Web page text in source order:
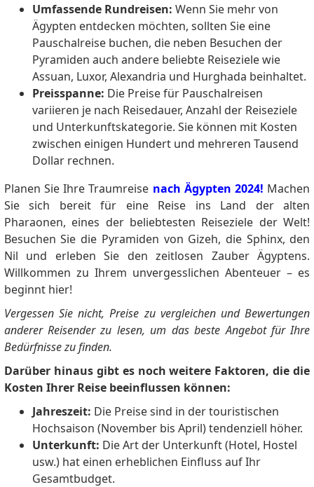
Umfassende Rundreisen: Wenn Sie mehr von
Ägypten entdecken möchten, sollten Sie eine
Pauschalreise buchen, die neben Besuchen der
Pyramiden auch andere beliebte Reiseziele wie
Assuan, Luxor, Alexandria und Hurghada beinhaltet.
Preisspanne: Die Preise für Pauschalreisen
variieren je nach Reisedauer, Anzahl der Reiseziele
und Unterkunftskategorie. Sie können mit Kosten
zwischen einigen Hundert und mehreren Tausend
Dollar rechnen.
Planen Sie Ihre Traumreise nach Ägypten 2024! Machen
Sie sich bereit für eine Reise ins Land der alten
Pharaonen, eines der beliebtesten Reiseziele der Welt!
Besuchen Sie die Pyramiden von Gizeh, die Sphinx, den
Nil und erleben Sie den zeitlosen Zauber Ägyptens.
Willkommen zu Ihrem unvergesslichen Abenteuer – es
beginnt hier!
Vergessen Sie nicht, Preise zu vergleichen und Bewertungen
anderer Reisender zu lesen, um das beste Angebot für Ihre
Bedürfnisse zu finden.
Darüber hinaus gibt es noch weitere Faktoren, die die
Kosten Ihrer Reise beeinflussen können:
Jahreszeit: Die Preise sind in der touristischen
Hochsaison (November bis April) tendenziell höher.
Unterkunft: Die Art der Unterkunft (Hotel, Hostel
usw.) hat einen erheblichen Einfluss auf Ihr
Gesamtbudget.